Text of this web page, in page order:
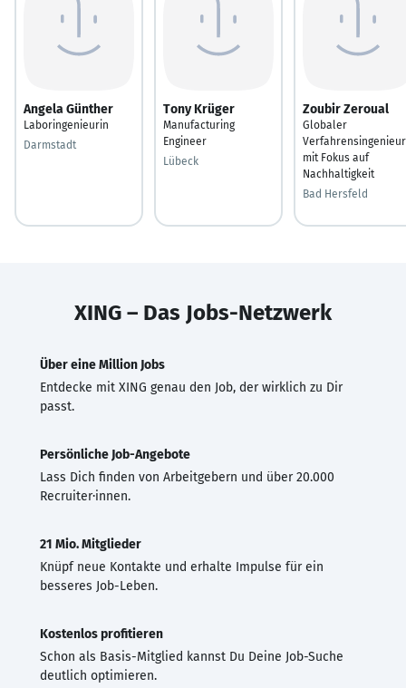
Angela Günther
Laboringenieurin
Darmstadt
Tony Krüger
Manufacturing
Engineer
Lübeck
Zoubir Zeroual
Globaler
Verfahrensingenieur
mit Fokus auf
Nachhaltigkeit
Bad Hersfeld
XING – Das Jobs-Netzwerk
Über eine Million Jobs
Entdecke mit XING genau den Job, der wirklich zu Dir
passt.
Persönliche Job-Angebote
Lass Dich finden von Arbeitgebern und über 20.000
Recruiter·innen.
21 Mio. Mitglieder
Knüpf neue Kontakte und erhalte Impulse für ein
besseres Job-Leben.
Kostenlos profitieren
Schon als Basis-Mitglied kannst Du Deine Job-Suche
deutlich optimieren.